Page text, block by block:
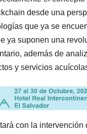
desde una
que ya se
ya suponen una
además de
y servicios
con la intervención